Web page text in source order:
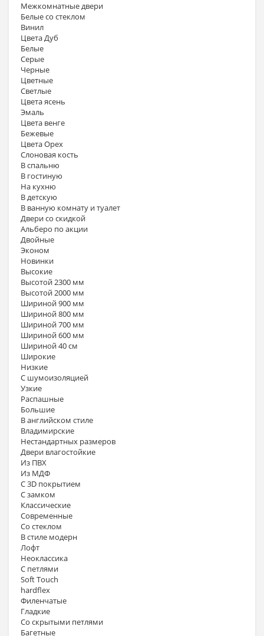
Межкомнатные двери
Белые со стеклом
Винил
Цвета Дуб
Белые
Серые
Черные
Цветные
Светлые
Цвета ясень
Эмаль
Цвета венге
Бежевые
Цвета Орех
Слоновая кость
В спальню
В гостиную
На кухню
В детскую
В ванную комнату и туалет
Двери со скидкой
Альберо по акции
Двойные
Эконом
Новинки
Высокие
Высотой 2300 мм
Высотой 2000 мм
Шириной 900 мм
Шириной 800 мм
Шириной 700 мм
Шириной 600 мм
Шириной 40 см
Широкие
Низкие
С шумоизоляцией
Узкие
Распашные
Большие
В английском стиле
Владимирские
Нестандартных размеров
Двери влагостойкие
Из ПВХ
Из МДФ
С 3D покрытием
С замком
Классические
Современные
Со стеклом
В стиле модерн
Лофт
Неоклассика
С петлями
Soft Touch
hardflex
Филенчатые
Гладкие
Со скрытыми петлями
Багетные